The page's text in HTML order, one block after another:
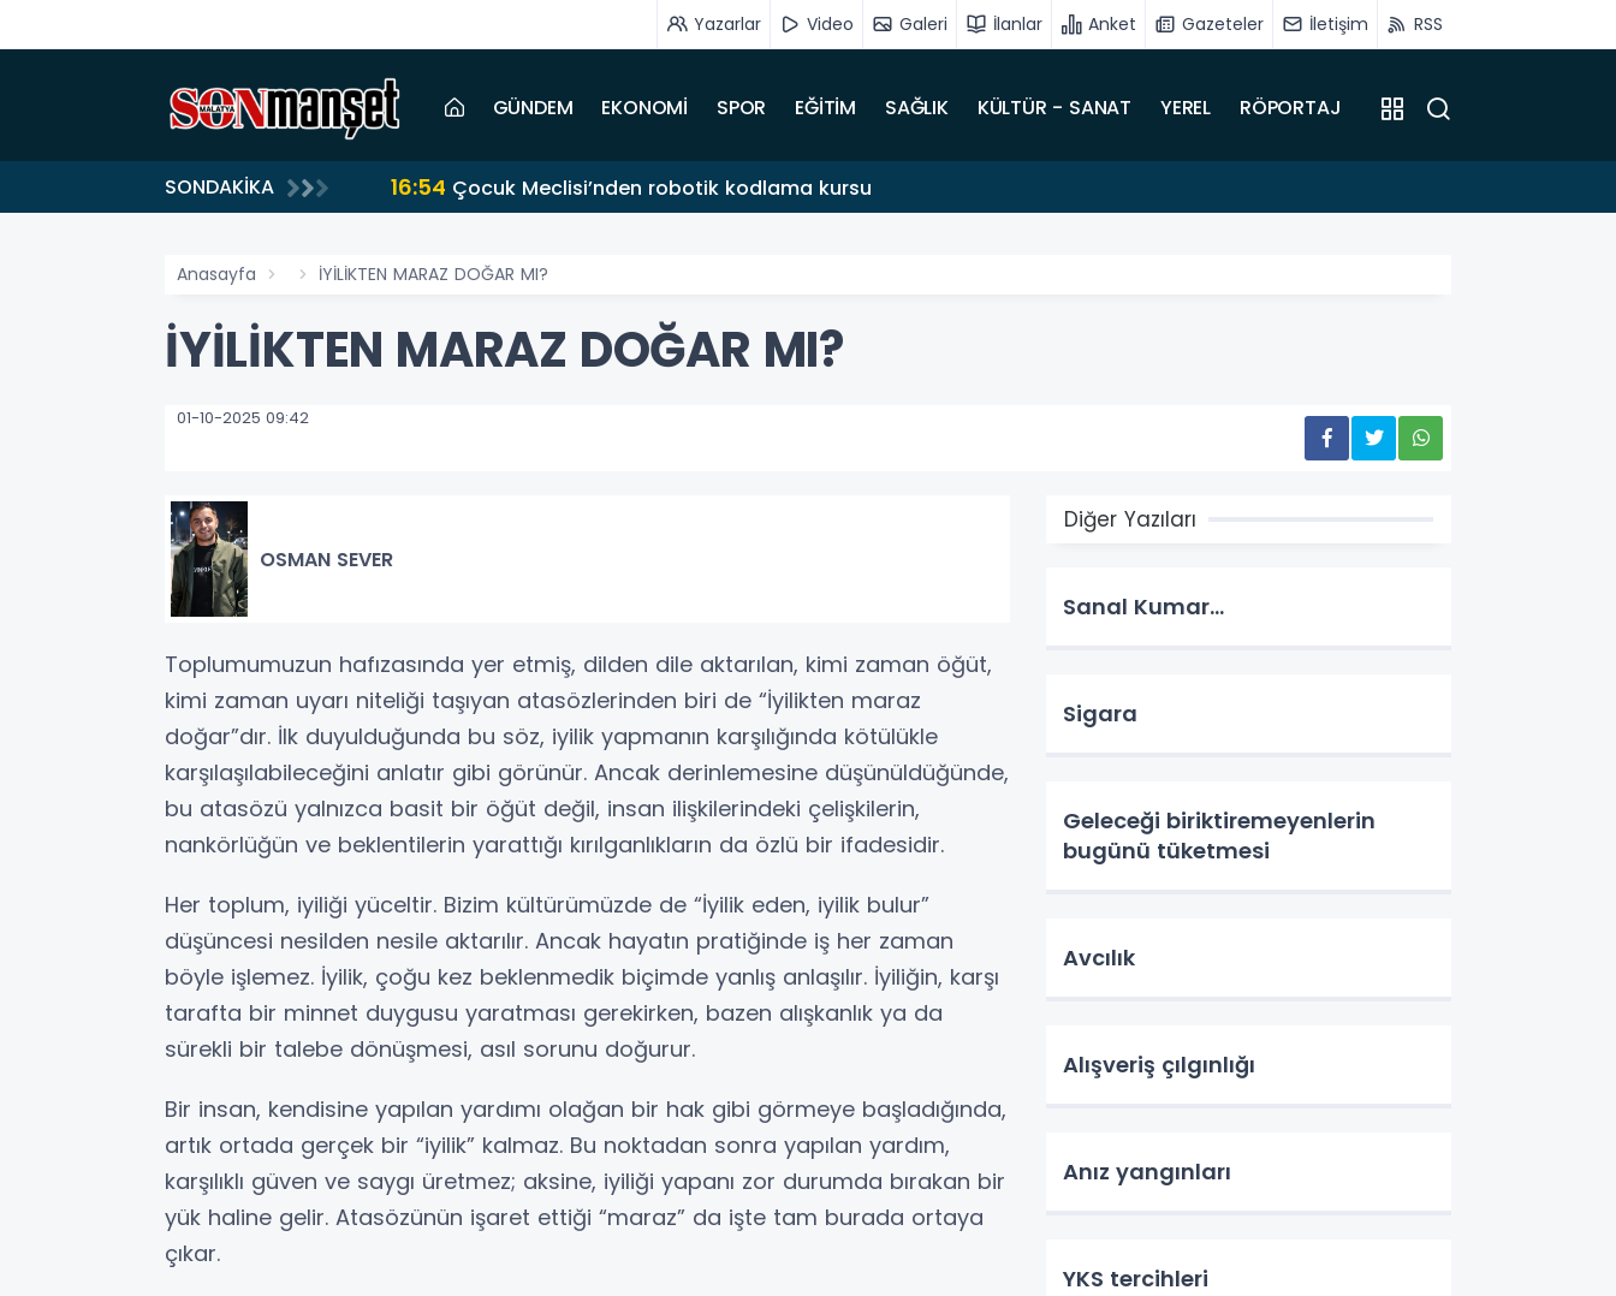
Yazarlar Video Galeri İlanlar Anket Gazeteler İletişim RSS
GÜNDEM EKONOMİ SPOR EĞİTİM SAĞLIK KÜLTÜR - SANAT YEREL RÖPORTAJ
SONDAKİKA 16:54 Çocuk Meclisi’nden robotik kodlama kursu
Anasayfa İYİLİKTEN MARAZ DOĞAR MI?
İYİLİKTEN MARAZ DOĞAR MI?
01-10-2025 09:42
OSMAN SEVER
Toplumumuzun hafızasında yer etmiş, dilden dile aktarılan, kimi zaman öğüt,
kimi zaman uyarı niteliği taşıyan atasözlerinden biri de “İyilikten maraz
doğar”dır. İlk duyulduğunda bu söz, iyilik yapmanın karşılığında kötülükle
karşılaşılabileceğini anlatır gibi görünür. Ancak derinlemesine düşünüldüğünde,
bu atasözü yalnızca basit bir öğüt değil, insan ilişkilerindeki çelişkilerin,
nankörlüğün ve beklentilerin yarattığı kırılganlıkların da özlü bir ifadesidir.
Her toplum, iyiliği yüceltir. Bizim kültürümüzde de “İyilik eden, iyilik bulur”
düşüncesi nesilden nesile aktarılır. Ancak hayatın pratiğinde iş her zaman
böyle işlemez. İyilik, çoğu kez beklenmedik biçimde yanlış anlaşılır. İyiliğin, karşı
tarafta bir minnet duygusu yaratması gerekirken, bazen alışkanlık ya da
sürekli bir talebe dönüşmesi, asıl sorunu doğurur.
Bir insan, kendisine yapılan yardımı olağan bir hak gibi görmeye başladığında,
artık ortada gerçek bir “iyilik” kalmaz. Bu noktadan sonra yapılan yardım,
karşılıklı güven ve saygı üretmez; aksine, iyiliği yapanı zor durumda bırakan bir
yük haline gelir. Atasözünün işaret ettiği “maraz” da işte tam burada ortaya
çıkar.
Diğer Yazıları
Sanal Kumar…
Sigara
Geleceği biriktiremeyenlerin
bugünü tüketmesi
Avcılık
Alışveriş çılgınlığı
Anız yangınları
YKS tercihleri